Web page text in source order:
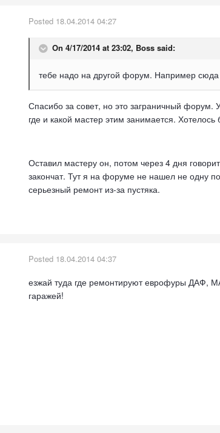
Posted 18.04.2014 04:27
On 4/17/2014 at 23:02, Boss said:
тебе надо на другой форум. Например
Спасибо за совет, но это заграничный
где и какой мастер этим занимается.
Оставил мастеру он, потом через 4 дня
закончат. Тут я на форуме не нашел не одну
серьезный ремонт из-за пустяка.
Posted 18.04.2014 04:37
езжай туда где ремонтируют еврофуры ДАФ,
гаражей!